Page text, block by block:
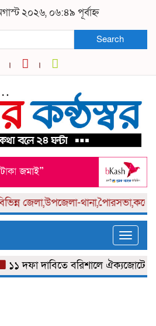
২০২৬, ০৬:৪৯ পূর্বাহ্ন
Search
জেলা,উপজেলা-থানা,পৈারসভা,কলেজ
Toggle
দফা দাবিতে বরিশালে ঐক্যজোটের